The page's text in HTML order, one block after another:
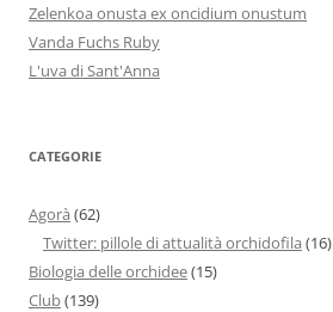
Zelenkoa onusta ex oncidium onustum
Vanda Fuchs Ruby
L'uva di Sant'Anna
CATEGORIE
Agorà (62)
Twitter: pillole di attualità orchidofila (16)
Biologia delle orchidee(15)
Club(139)